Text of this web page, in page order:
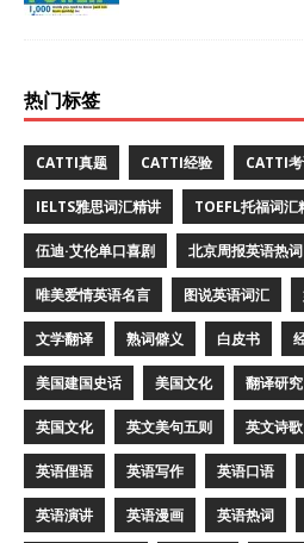
热门标签
CATTI真题 CATTI经验 CATTI
IELTS雅思词汇精讲 TOEFL托福词汇
伍迪·艾伦单口喜剧 北京周报英语热词
唯美爱情英语名言 图说英语词汇
文学翻译 熟词僻义 白皮书
美国建国史话 美国文化 翻译研究
英国文化 英文美句五则 英文诗歌
英语俚语 英语写作 英语口语
英语演讲 英语漫画 英语热词